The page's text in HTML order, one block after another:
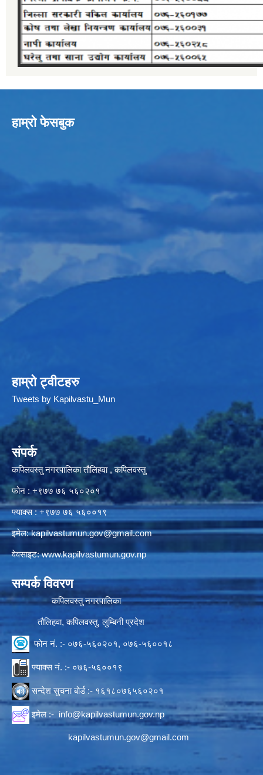
हाम्रो फेसबुक
हाम्रो ट्वीटहरु
Tweets by Kapilvastu_Mun
संपर्क
कपिलवस्तु नगरपालिका तौलिहवा , कपिलवस्तु
फोन : +९७७ ७६ ५६०२०१
फ्याक्स : +९७७ ७६ ५६००१९
इमेल:kapilvastumun.gov@gmail.com
वेवसाइट:www.kapilvastumun.gov.np
सम्पर्क विवरण
कपिलवस्तु नगरपालिका
तौलिहवा, कपिलवस्तु, लुम्बिनी प्रदेश
फोन नं. :- ०७६-५६०२०१, ०७६-५६००१८
फ्याक्स नं. :- ०७६-५६००१९
सन्देश सुचना बोर्ड :- १६१८०७६५६०२०१
इमेल :- info@kapilvastumun.gov.np
kapilvastumun.gov@gmail.com